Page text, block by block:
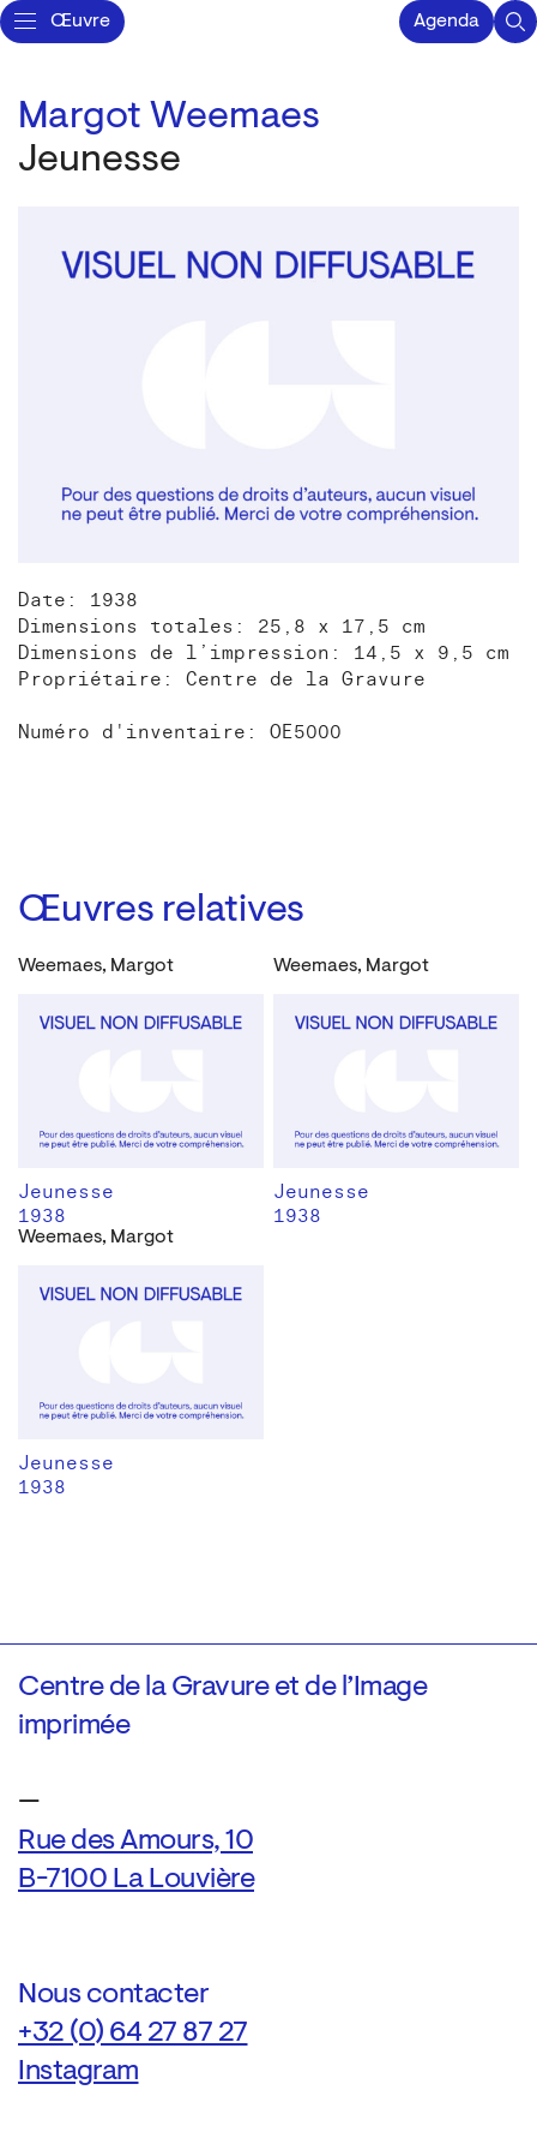
Œuvre Agenda
Margot Weemaes
Jeunesse
Date: 1938
Dimensions totales: 25,8 x 17,5 cm
Dimensions de l’impression: 14,5 x 9,5 cm
Propriétaire: Centre de la Gravure
Numéro d'inventaire: OE5000
Œuvres relatives
Weemaes, Margot
Jeunesse
1938
Weemaes, Margot
Jeunesse
1938
Weemaes, Margot
Jeunesse
1938
Centre de la Gravure et de l’Image
imprimée
—
Rue des Amours, 10
B-7100 La Louvière
Nous contacter
+32 (0) 64 27 87 27
Instagram